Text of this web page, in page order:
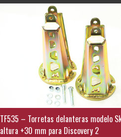
TF535 – Torretas delanteras modelo
altura +30 mm para Discovery 2